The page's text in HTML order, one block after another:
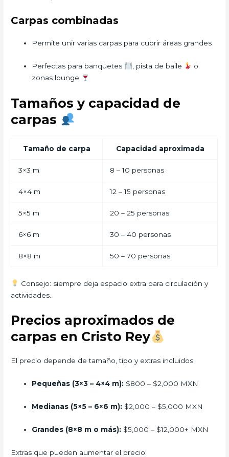
Carpas combinadas
Permite unir varias carpas para cubrir áreas grandes
Perfectas para banquetes , pista de baile
o
zonas lounge
Tamaños y capacidad de
carpas
Tamaño de carpa Capacidad aproximada
3×3 m 8 – 10 personas
4×4 m 12 – 15 personas
5×5 m 20 – 25 personas
6×6 m 30 – 40 personas
8×8 m 50 – 70 personas
Consejo: siempre deja espacio extra para circulación y
actividades.
Precios aproximados de
carpas en Cristo Rey
El precio depende de tamaño, tipo y extras incluidos:
Pequeñas (3×3 – 4×4 m): $800 – $2,000 MXN
Medianas (5×5 – 6×6 m): $2,000 – $5,000 MXN
Grandes (8×8 m o más): $5,000 – $12,000+ MXN
Extras que pueden aumentar el precio: